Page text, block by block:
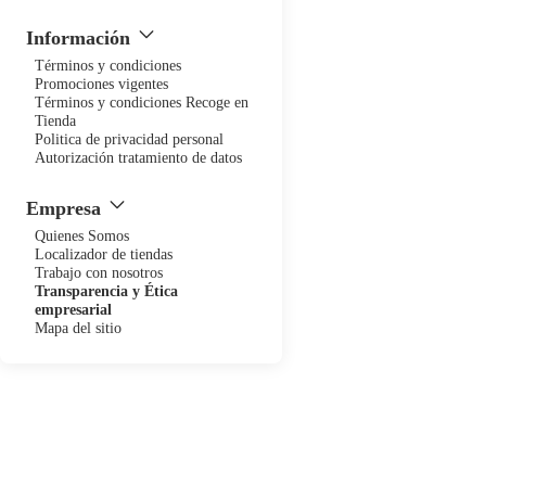
Información
Términos y condiciones
Promociones vigentes
Términos y condiciones Recoge en
Tienda
Politica de privacidad personal
Autorización tratamiento de datos
Empresa
Quienes Somos
Localizador de tiendas
Trabajo con nosotros
Transparencia y Ética
empresarial
Mapa del sitio